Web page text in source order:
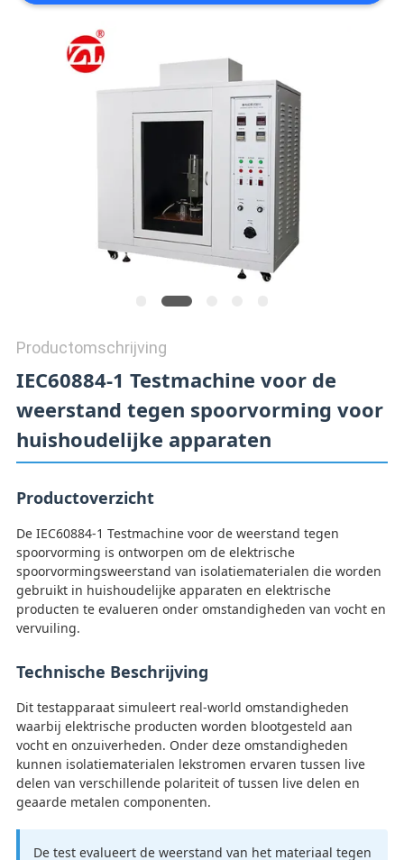
SITEMAP
PRIVACY
Productomschrijving
IEC60884-1 Testmachine voor de
weerstand tegen spoorvorming voor
huishoudelijke apparaten
Productoverzicht
De IEC60884-1 Testmachine voor de weerstand tegen
spoorvorming is ontworpen om de elektrische
spoorvormingsweerstand van isolatiematerialen die worden
gebruikt in huishoudelijke apparaten en elektrische
producten te evalueren onder omstandigheden van vocht en
vervuiling.
Technische Beschrijving
Dit testapparaat simuleert real-world omstandigheden
waarbij elektrische producten worden blootgesteld aan
vocht en onzuiverheden. Onder deze omstandigheden
kunnen isolatiematerialen lekstromen ervaren tussen live
delen van verschillende polariteit of tussen live delen en
geaarde metalen componenten.
De test evalueert de weerstand van het materiaal tegen